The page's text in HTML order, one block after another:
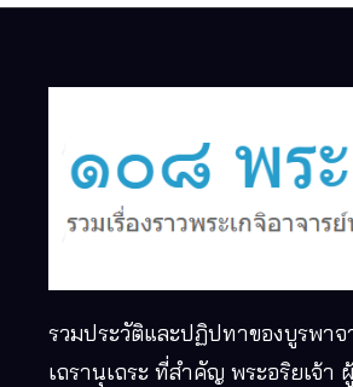
รวมประวัติและปฏิปทาของบูรพาจ
เถรานุเถระ ที่สำคัญ พระอริยเจ้